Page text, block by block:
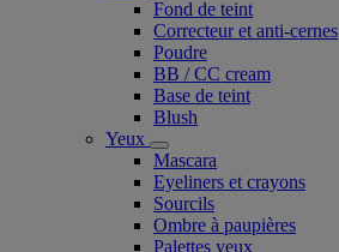
Fond de teint
Correcteur et anti-cernes
Poudre
BB / CC cream
Base de teint
Blush
Yeux
Mascara
Eyeliners et crayons
Sourcils
Ombre à paupières
Palettes yeux